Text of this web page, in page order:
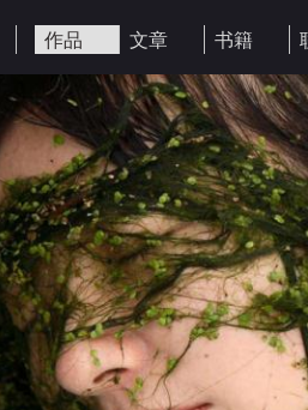
作品 文章 书籍